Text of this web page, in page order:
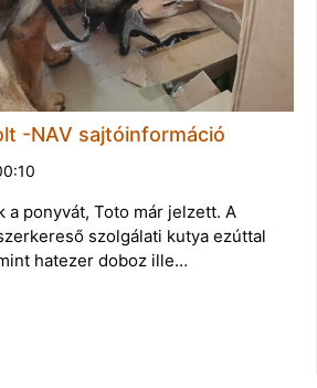
-NAV sajtóinformáció
a ponyvát, Toto már jelzett. A
szolgálati kutya ezúttal
hatezer doboz ille…